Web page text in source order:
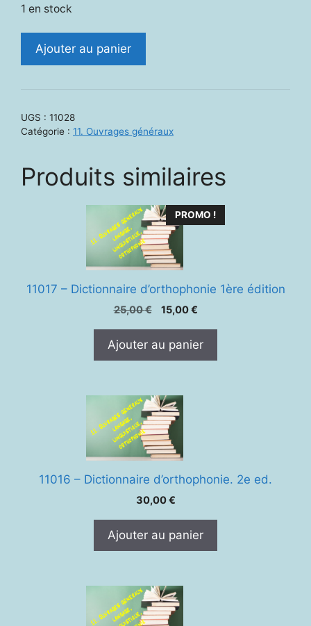
1 en stock
quantité
français
millénaire
Ajouter au panier
UGS : 11028
Catégorie : 11. Ouvrages généraux
Produits similaires
PROMO !
11017 – Dictionnaire d’orthophonie 1ère édition
25,00€
Le
était :
15,00€Le
est :
Ajouter au panier
11016 – Dictionnaire d’orthophonie. 2e ed.
30,00€
Ajouter au panier